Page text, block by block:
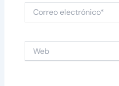
Correo
electrónico*